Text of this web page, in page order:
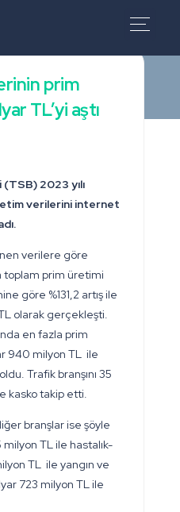
prim
TL’yi aştı
2023 yılı
verilerini internet
verilere göre
toplam prim üretimi
göre %131,2 artış ile
olarak gerçekleşti.
en fazla prim
940 milyon TL ile
Trafik branşını 35
kasko takip etti.
branşlar ise şöyle
milyon TL ile hastalık-
TL ile yangın ve
723 milyon TL ile